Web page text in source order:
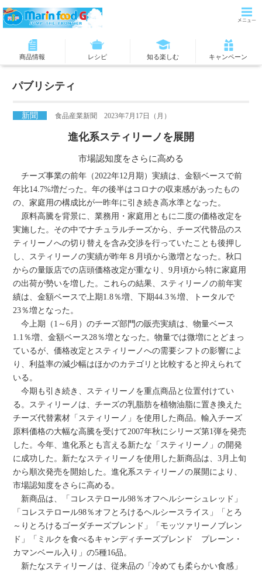
商品情報 レシピ 知る楽しむ キャンペーン
パブリシティ
新聞 食品産業新聞 2023年7月17日（月）
進化系スティリーノを展開
市場認知度をさらに高める
チーズ事業の前年（2022年12月期）実績は、金額ベースで前
年比14.7%増だった。年の後半はコロナの収束感があったもの
の、家庭用の構成比が一昨年に引き続き高水準となった。
原料高騰を背景に、業務用・家庭用ともに二度の価格改定を
実施した。その中でナチュラルチーズから、チーズ代替品のス
ティリーノへの切り替えを含み交渉を行っていたことも後押し
し、スティリーノの実績が昨年８月頃から激増となった。秋口
からの量販店での店頭価格改定が重なり、9月頃から特に家庭用
の出荷が勢いを増した。これらの結果、スティリーノの前年実
績は、金額ベースで上期1.8％増、下期44.3％増、トータルで
23％増となった。
今上期（1～6月）のチーズ部門の販売実績は、物量ベース
1.1％増、金額ベース28％増となった。物量では微増にとどまっ
ているが、価格改定とスティリーノへの需要シフトの影響によ
り、利益率の減少幅はほかのカテゴリと比較すると抑えられて
いる。
今期も引き続き、スティリーノを重点商品と位置付けてい
る。スティリーノは、チーズの乳脂肪を植物油脂に置き換えた
チーズ代替素材「スティリーノ」を使用した商品。輸入チーズ
原料価格の大幅な高騰を受けて2007年秋にシリーズ第1弾を発売
した。今年、進化系とも言える新たな「スティリーノ」の開発
に成功した。新たなスティリーノを使用した新商品は、3月上旬
から順次発売を開始した。進化系スティリーノの展開により、
市場認知度をさらに高める。
新商品は、「コレステロール98％オフヘルシーシュレッド」
「コレステロール98％オフとろけるヘルシースライス」「とろ
～りとろけるゴーダチーズブレンド」「モッツァリーノブレン
ド」「ミルクを食べるキャンディチーズブレンド プレーン・
カマンベール入り」の5種16品。
新たなスティリーノは、従来品の「冷めても柔らかい食感」